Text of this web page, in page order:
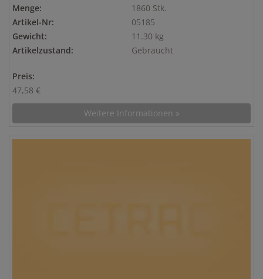
Menge:
1860 Stk.
Artikel-Nr:
05185
Gewicht:
11.30 kg
Artikelzustand:
Gebraucht
Preis:
47,58 €
Weitere Informationen »